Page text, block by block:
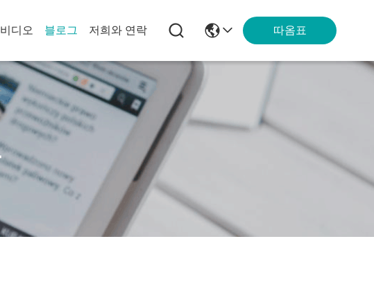
비디오 블로그 저희와 연락 따옴표